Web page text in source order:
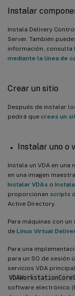
Instalar
Instala Delivery
Server. También
información, consulta
mediante la línea de
Crear un sitio
Después de instalar
pedirá que crees un
Instalar uno o
Instala un VDA en
en una imagen
Instalar VDAs o
proporcionan scripts
Active Directory.
Para máquinas con
de Linux Virtual
Para una
para un SO de sesión
servicios VDA
software electrónico